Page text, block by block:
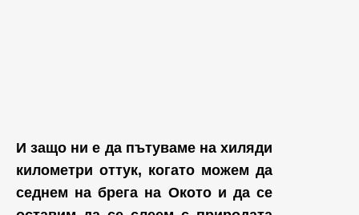
И защо ни е да пътуваме на хиляди
километри оттук, когато можем да
седнем на брега на Окото и да се